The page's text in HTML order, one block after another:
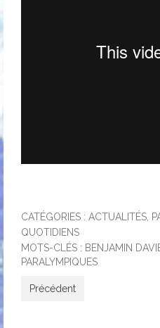
CATÉGORIES : ACTUALITÉS,
QUOTIDIENS
MOTS-CLÉS : BENJAMIN
PARALYMPIQUES
Précédent